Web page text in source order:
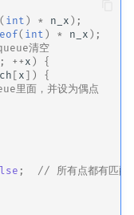
( int ) * n_x );
( int ) * n_x );
清空
; ++ x )
{
[ x ])
{
里面，并设为偶点
;
// 所有点都有匹配